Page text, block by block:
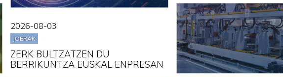
2026-08-03
JOERAK
ZERK BULTZATZEN DU
BERRIKUNTZA EUSKAL ENPRESAN